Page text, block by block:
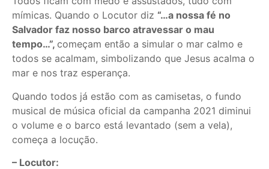
mímicas. Quando o Locutor diz “…a nossa fé no
Salvador faz nosso barco atravessar o mau
tempo…”, começam então a simular o mar calmo e
todos se acalmam, simbolizando que Jesus acalma o
mar e nos traz esperança.
Quando todos já estão com as camisetas, o fundo
musical de música oficial da campanha 2021 diminui
o volume e o barco está levantado (sem a vela),
começa a locução.
– Locutor: